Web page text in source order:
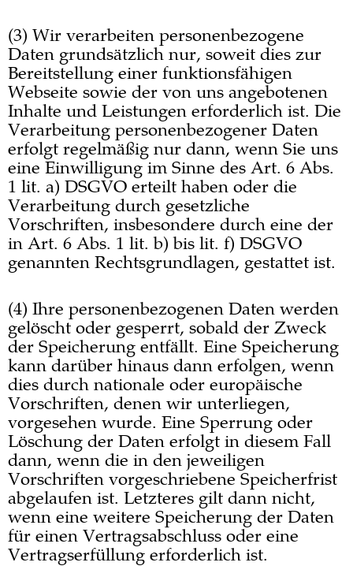
(3) Wir verarbeiten personenbezogene
Daten grundsätzlich nur, soweit dies zur
Bereitstellung einer funktionsfähigen
Webseite sowie der von uns angebotenen
Inhalte und Leistungen erforderlich ist. Die
Verarbeitung personenbezogener Daten
erfolgt regelmäßig nur dann, wenn Sie uns
eine Einwilligung im Sinne des Art. 6 Abs.
1 lit. a) DSGVO erteilt haben oder die
Verarbeitung durch gesetzliche
Vorschriften, insbesondere durch eine der
in Art. 6 Abs. 1 lit. b) bis lit. f) DSGVO
genannten Rechtsgrundlagen, gestattet ist.
(4) Ihre personenbezogenen Daten werden
gelöscht oder gesperrt, sobald der Zweck
der Speicherung entfällt. Eine Speicherung
kann darüber hinaus dann erfolgen, wenn
dies durch nationale oder europäische
Vorschriften, denen wir unterliegen,
vorgesehen wurde. Eine Sperrung oder
Löschung der Daten erfolgt in diesem Fall
dann, wenn die in den jeweiligen
Vorschriften vorgeschriebene Speicherfrist
abgelaufen ist. Letzteres gilt dann nicht,
wenn eine weitere Speicherung der Daten
für einen Vertragsabschluss oder eine
Vertragserfüllung erforderlich ist.